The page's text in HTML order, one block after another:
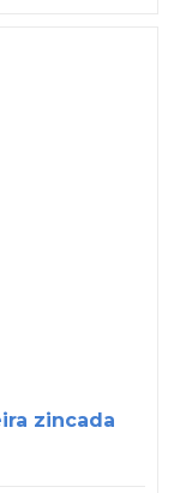
zincada